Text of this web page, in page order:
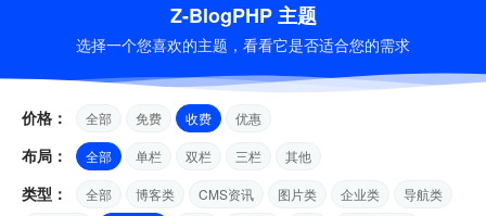
Z-BlogPHP 主题
选择一个您喜欢的主题，看看它是否适合您的需求
价格： 全部 免费 收费 优惠
布局： 全部 单栏 双栏 三栏 其他
类型： 全部 博客类 CMS资讯 图片类 企业类
导航类